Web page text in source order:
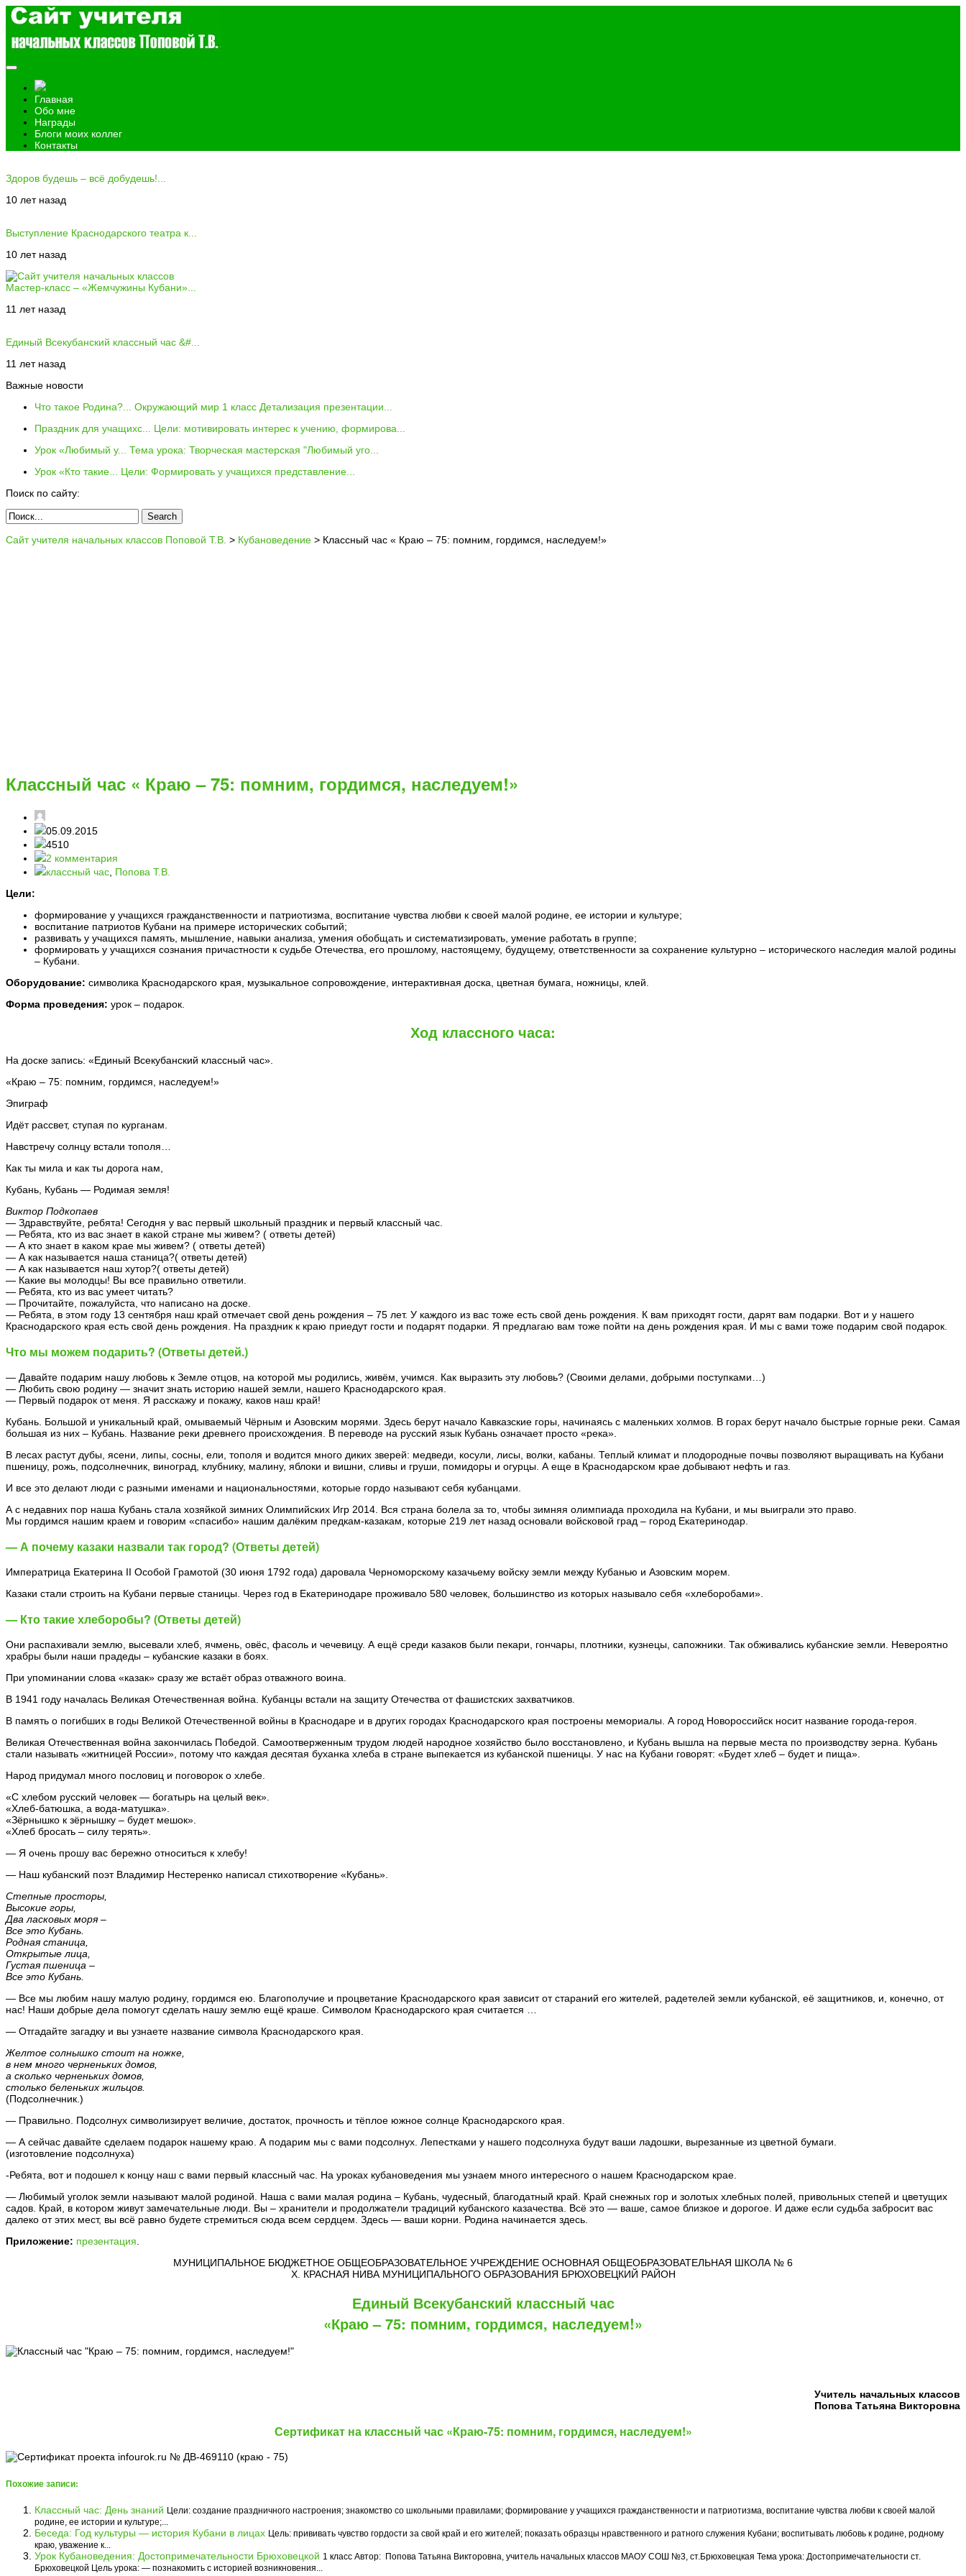
Главная
Обо мне
Награды
Блоги моих коллег
Контакты
Здоров будешь – всё добудешь!...
10 лет назад
Выступление Краснодарского театра к...
10 лет назад
Мастер-класс – «Жемчужины Кубани»...
11 лет назад
Единый Всекубанский классный час &#...
11 лет назад
Важные новости
Что такое Родина?...
Окружающий мир 1 класс Детализация презентации...
Праздник для учащихс...
Цели: мотивировать интерес к учению, формирова...
Урок «Любимый у...
Тема урока: Творческая мастерская "Любимый уго...
Урок «Кто такие...
Цели: Формировать у учащихся представление...
Поиск по сайту:
Сайт учителя начальных классов Поповой Т.В. > Кубановедение > Классный час « Краю – 75: помним, гордимся, наследуем!»
Классный час « Краю – 75: помним, гордимся, наследуем!»
05.09.2015
4510
2 комментария
классный час Попова Т.В.
Цели:
формирование у учащихся гражданственности и патриотизма, воспитание чувства любви к своей малой родине, ее истории и культуре;
воспитание патриотов Кубани на примере исторических событий;
развивать у учащихся память, мышление, навыки анализа, умения обобщать и систематизировать, умение работать в группе;
формировать у учащихся сознания причастности к судьбе Отечества, его прошлому, настоящему, будущему, ответственности за сохранение культурно – исторического наследия малой родины
– Кубани.
Оборудование: символика Краснодарского края, музыкальное сопровождение, интерактивная доска, цветная бумага, ножницы, клей.
Форма проведения: урок – подарок.
Ход классного часа:
На доске запись: «Единый Всекубанский классный час».
«Краю – 75: помним, гордимся, наследуем!»
Эпиграф
Идёт рассвет, ступая по курганам.
Навстречу солнцу встали тополя…
Как ты мила и как ты дорога нам,
Кубань, Кубань — Родимая земля!
Виктор Подкопаев
— Здравствуйте, ребята! Сегодня у вас первый школьный праздник и первый классный час.
— Ребята, кто из вас знает в какой стране мы живем? ( ответы детей)
— А кто знает в каком крае мы живем? ( ответы детей)
— А как называется наша станица?( ответы детей)
— А как называется наш хутор?( ответы детей)
— Какие вы молодцы! Вы все правильно ответили.
— Ребята, кто из вас умеет читать?
— Прочитайте, пожалуйста, что написано на доске.
— Ребята, в этом году 13 сентября наш край отмечает свой день рождения – 75 лет. У каждого из вас тоже есть свой день рождения. К вам приходят гости, дарят вам подарки. Вот и у нашего
Краснодарского края есть свой день рождения. На праздник к краю приедут гости и подарят подарки. Я предлагаю вам тоже пойти на день рождения края. И мы с вами тоже подарим свой подарок.
Что мы можем подарить? (Ответы детей.)
— Давайте подарим нашу любовь к Земле отцов, на которой мы родились, живём, учимся. Как выразить эту любовь? (Своими делами, добрыми поступками…)
— Любить свою родину — значит знать историю нашей земли, нашего Краснодарского края.
— Первый подарок от меня. Я расскажу и покажу, каков наш край!
Кубань. Большой и уникальный край, омываемый Чёрным и Азовским морями. Здесь берут начало Кавказские горы, начинаясь с маленьких холмов. В горах берут начало быстрые горные реки. Самая
большая из них – Кубань. Название реки древнего происхождения. В переводе на русский язык Кубань означает просто «река».
В лесах растут дубы, ясени, липы, сосны, ели, тополя и водится много диких зверей: медведи, косули, лисы, волки, кабаны. Теплый климат и плодородные почвы позволяют выращивать на Кубани
пшеницу, рожь, подсолнечник, виноград, клубнику, малину, яблоки и вишни, сливы и груши, помидоры и огурцы. А еще в Краснодарском крае добывают нефть и газ.
И все это делают люди с разными именами и национальностями, которые гордо называют себя кубанцами.
А с недавних пор наша Кубань стала хозяйкой зимних Олимпийских Игр 2014. Вся страна болела за то, чтобы зимняя олимпиада проходила на Кубани, и мы выиграли это право.
Мы гордимся нашим краем и говорим «спасибо» нашим далёким предкам-казакам, которые 219 лет назад основали войсковой град – город Екатеринодар.
— А почему казаки назвали так город? (Ответы детей)
Императрица Екатерина II Особой Грамотой (30 июня 1792 года) даровала Черноморскому казачьему войску земли между Кубанью и Азовским морем.
Казаки стали строить на Кубани первые станицы. Через год в Екатеринодаре проживало 580 человек, большинство из которых называло себя «хлеборобами».
— Кто такие хлеборобы? (Ответы детей)
Они распахивали землю, высевали хлеб, ячмень, овёс, фасоль и чечевицу. А ещё среди казаков были пекари, гончары, плотники, кузнецы, сапожники. Так обживались кубанские земли. Невероятно
храбры были наши прадеды – кубанские казаки в боях.
При упоминании слова «казак» сразу же встаёт образ отважного воина.
В 1941 году началась Великая Отечественная война. Кубанцы встали на защиту Отечества от фашистских захватчиков.
В память о погибших в годы Великой Отечественной войны в Краснодаре и в других городах Краснодарского края построены мемориалы. А город Новороссийск носит название города-героя.
Великая Отечественная война закончилась Победой. Самоотверженным трудом людей народное хозяйство было восстановлено, и Кубань вышла на первые места по производству зерна. Кубань
стали называть «житницей России», потому что каждая десятая буханка хлеба в стране выпекается из кубанской пшеницы. У нас на Кубани говорят: «Будет хлеб – будет и пища».
Народ придумал много пословиц и поговорок о хлебе.
«С хлебом русский человек — богатырь на целый век».
«Хлеб-батюшка, а вода-матушка».
«Зёрнышко к зёрнышку – будет мешок».
«Хлеб бросать – силу терять».
— Я очень прошу вас бережно относиться к хлебу!
— Наш кубанский поэт Владимир Нестеренко написал стихотворение «Кубань».
Степные просторы,
Высокие горы,
Два ласковых моря –
Все это Кубань.
Родная станица,
Открытые лица,
Густая пшеница –
Все это Кубань.
— Все мы любим нашу малую родину, гордимся ею. Благополучие и процветание Краснодарского края зависит от стараний его жителей, радетелей земли кубанской, её защитников, и, конечно, от
нас! Наши добрые дела помогут сделать нашу землю ещё краше. Символом Краснодарского края считается …
— Отгадайте загадку и вы узнаете название символа Краснодарского края.
Желтое солнышко стоит на ножке,
в нем много черненьких домов,
а сколько черненьких домов,
столько беленьких жильцов.
(Подсолнечник.)
— Правильно. Подсолнух символизирует величие, достаток, прочность и тёплое южное солнце Краснодарского края.
— А сейчас давайте сделаем подарок нашему краю. А подарим мы с вами подсолнух. Лепестками у нашего подсолнуха будут ваши ладошки, вырезанные из цветной бумаги.
(изготовление подсолнуха)
-Ребята, вот и подошел к концу наш с вами первый классный час. На уроках кубановедения мы узнаем много интересного о нашем Краснодарском крае.
— Любимый уголок земли называют малой родиной. Наша с вами малая родина – Кубань, чудесный, благодатный край. Край снежных гор и золотых хлебных полей, привольных степей и цветущих
садов. Край, в котором живут замечательные люди. Вы – хранители и продолжатели традиций кубанского казачества. Всё это — ваше, самое близкое и дорогое. И даже если судьба забросит вас
далеко от этих мест, вы всё равно будете стремиться сюда всем сердцем. Здесь — ваши корни. Родина начинается здесь.
Приложение: презентация
МУНИЦИПАЛЬНОЕ БЮДЖЕТНОЕ ОБЩЕОБРАЗОВАТЕЛЬНОЕ УЧРЕЖДЕНИЕ ОСНОВНАЯ ОБЩЕОБРАЗОВАТЕЛЬНАЯ ШКОЛА № 6
Х. КРАСНАЯ НИВА МУНИЦИПАЛЬНОГО ОБРАЗОВАНИЯ БРЮХОВЕЦКИЙ РАЙОН
Единый Всекубанский классный час
«Краю – 75: помним, гордимся, наследуем!»
Учитель начальных классов
Попова Татьяна Викторовна
Сертификат на классный час «Краю-75: помним, гордимся, наследуем!»
Похожие записи:
Классный час: День знаний
Цели: создание праздничного настроения; знакомство со школьными правилами; формирование у учащихся гражданственности и патриотизма, воспитание чувства любви к своей малой
родине, ее истории и культуре;...
Беседа: Год культуры — история Кубани в лицах
Цель: прививать чувство гордости за свой край и его жителей; показать образцы нравственного и ратного служения Кубани; воспитывать любовь к родине, родному
краю, уважение к...
Урок Кубановедения: Достопримечательности Брюховецкой 1 класс Автор: Попова Татьяна Викторовна, учитель начальных классов МАОУ СОШ №3, ст.Брюховецкая Тема урока: Достопримечательности ст.
Брюховецкой Цель урока: — познакомить с историей возникновения...